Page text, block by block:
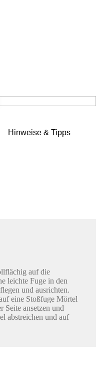
Hinweise & Tipps
auf die
leichte Fuge in den
und ausrichten.
eine Stoßfuge Mörtel
Seite ansetzen und
abstreichen und auf